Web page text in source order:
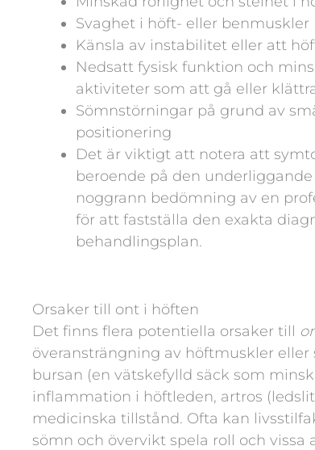
Svaghet i höft- eller benmuskler
Känsla av instabilitet eller att
Nedsatt fysisk funktion och
aktiviteter som att gå eller
Sömnstörningar på grund av
positionering
Det är viktigt att notera att
beroende på den
noggrann bedömning av en
för att fastställa den exakta
behandlingsplan.
Orsaker till ont i höften
Det finns flera potentiella orsaker till
överansträngning av höftmuskler
bursan (en vätskefylld säck som
inflammation i höftleden, artros
medicinska tillstånd. Ofta kan
sömn och övervikt spela roll och